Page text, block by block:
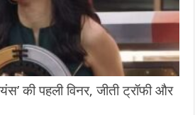
की पहली विनर, जीती ट्रॉफी और